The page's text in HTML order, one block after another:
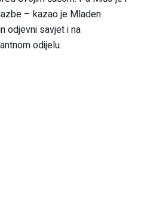
– kazao je Mladen
odjevni savjet i na
odijelu.